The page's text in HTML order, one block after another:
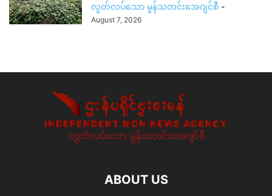
လွတ်လပ်သော မွန်သတင်းအေဂျင်စီ -
August 7, 2026
ABOUT US